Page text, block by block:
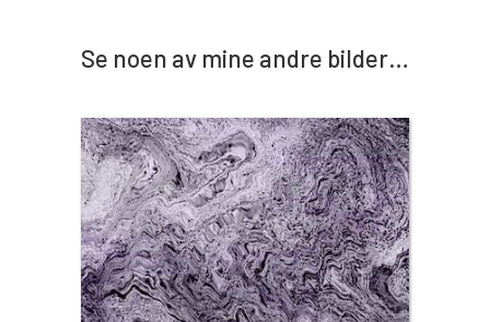
Se noen av mine andre bilder…